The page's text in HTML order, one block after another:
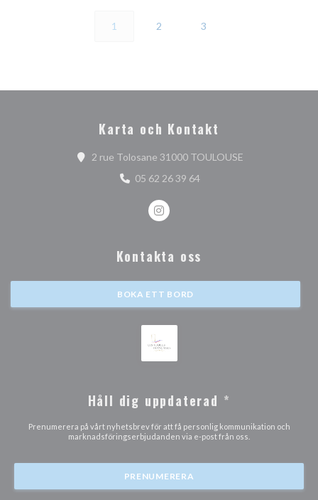
1 2 3
Karta och Kontakt
2 rue Tolosane 31000 TOULOUSE((öppnas i ett
05 62 26 39 64
Instagram ((öppnas i ett nytt
Kontakta oss
BOKA ETT BORD
Håll dig uppdaterad *
Prenumerera på vårt nyhetsbrev för att få personlig kommunikation och
marknadsföringserbjudanden via e-post från oss.
PRENUMERERA